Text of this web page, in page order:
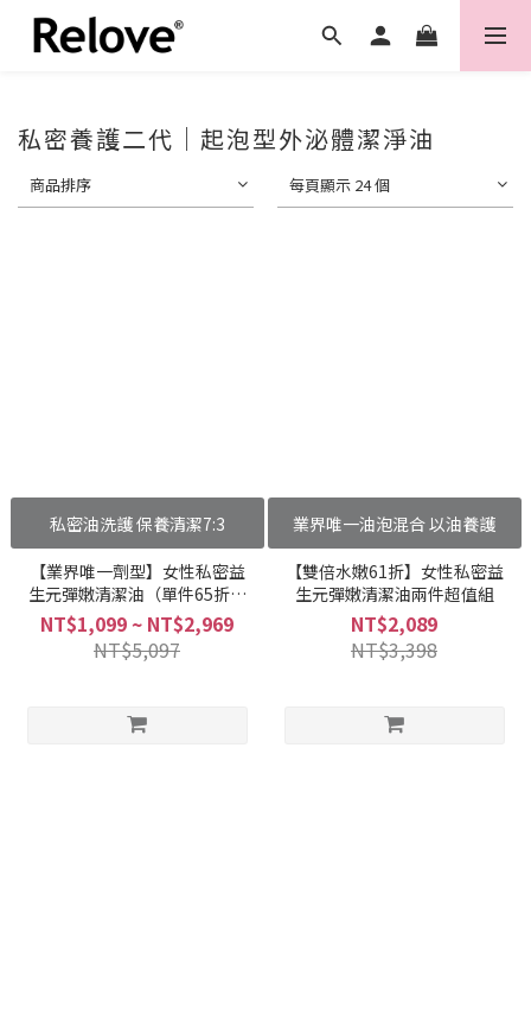
私密養護二代｜起泡型外泌體潔淨油
商品排序 每頁顯示 24 個
私密油洗護 保養清潔7:3
【業界唯一劑型】女性私密益
生元彈嫩清潔油（單件65折、
任選兩件61折、任選三件58
折）
NT$1,099 ~ NT$2,969
NT$5,097
業界唯一油泡混合 以油養護
【雙倍水嫩61折】女性私密益
生元彈嫩清潔油兩件超值組
NT$2,089
NT$3,398